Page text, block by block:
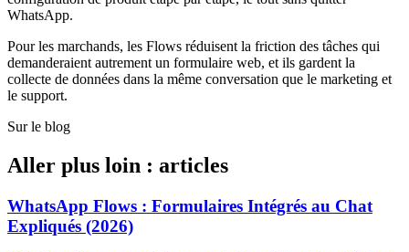
WhatsApp.
Pour les marchands, les Flows réduisent la friction des tâches qui
demanderaient autrement un formulaire web, et ils gardent la
collecte de données dans la même conversation que le marketing et
le support.
Sur le blog
Aller plus loin : articles
WhatsApp Flows : Formulaires Intégrés au Chat
Expliqués (2026)